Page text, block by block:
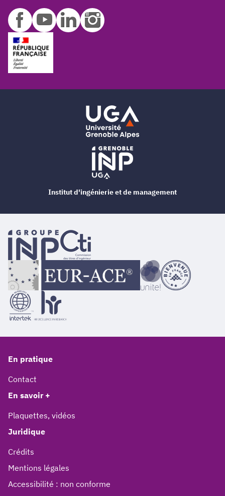
En pratique
Contact
En savoir +
Plaquettes, vidéos
Juridique
Crédits
Mentions légales
Accessibilité : non conforme
Institut d'ingénierie et de management